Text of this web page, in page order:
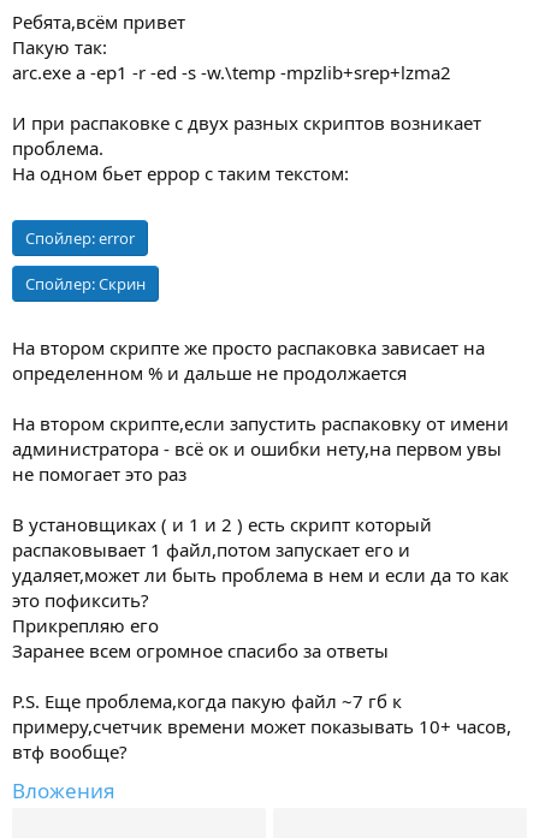
а
Ребята,всём привет
Пакую так:
arc.exe a -ep1 -r -ed -s -w.\temp -mpzlib+srep+lzma2
И при распаковке с двух разных скриптов возникает
проблема.
На одном бьет еррор с таким текстом:
Спойлер:error
Спойлер:Скрин
На втором скрипте же просто распаковка зависает на
определенном % и дальше не продолжается
На втором скрипте,если запустить распаковку от имени
администратора - всё ок и ошибки нету,на первом увы
не помогает это раз
В установщиках ( и 1 и 2 ) есть скрипт который
распаковывает 1 файл,потом запускает его и
удаляет,может ли быть проблема в нем и если да то как
это пофиксить?
Прикрепляю его
Заранее всем огромное спасибо за ответы
P.S. Еще проблема,когда пакую файл ~7 гб к
примеру,счетчик времени может показывать 10+ часов,
втф вообще?
Вложения